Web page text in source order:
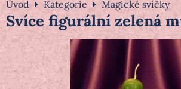
Úvod Kategorie Magické svíčky
Svíce figurální zelená